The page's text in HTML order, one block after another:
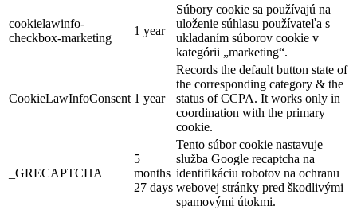
cookielawinfo-
checkbox-marketing
1 year
Súbory cookie sa používajú na
uloženie súhlasu používateľa s
ukladaním súborov cookie v
kategórii „marketing“.
CookieLawInfoConsent 1 year
Records the default button state of
the corresponding category & the
status of CCPA. It works only in
coordination with the primary
cookie.
_GRECAPTCHA
5
months
27 days
Tento súbor cookie nastavuje
služba Google recaptcha na
identifikáciu robotov na ochranu
webovej stránky pred škodlivými
spamovými útokmi.